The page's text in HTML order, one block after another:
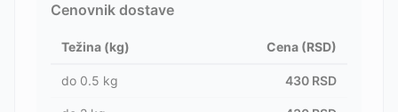
Cenovnik dostave
Težina (kg) Cena (RSD)
do 0.5 kg 430 RSD